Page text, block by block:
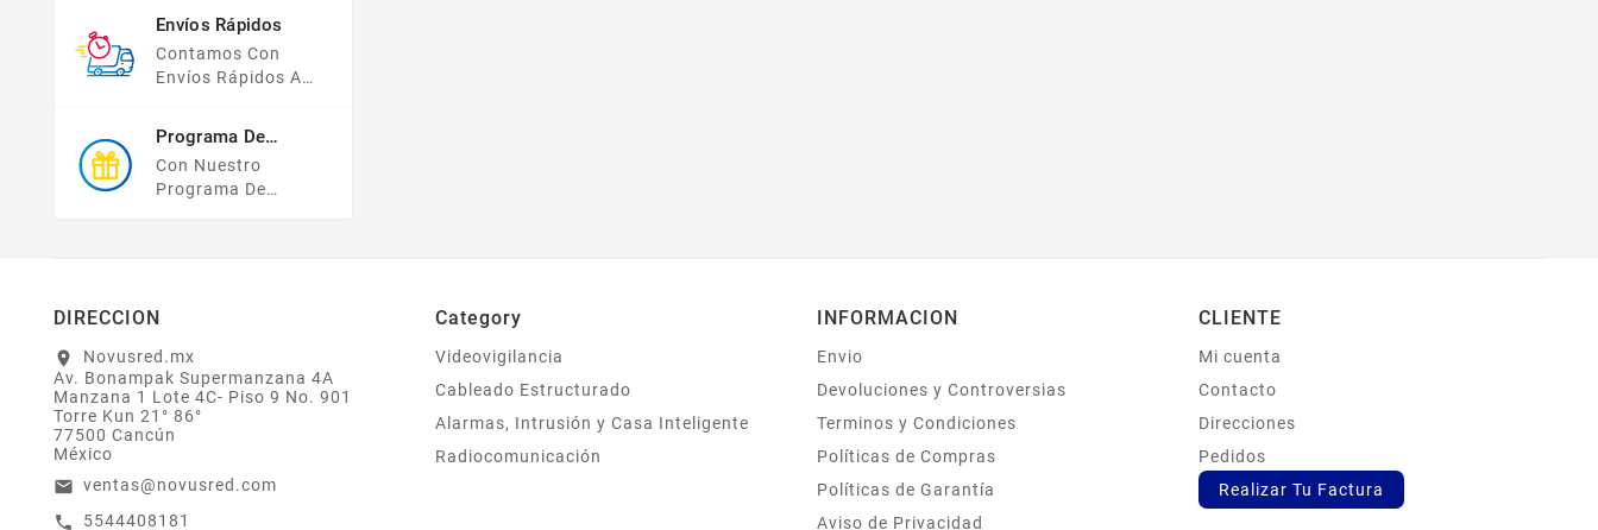
Pago, Todas Tus
Compras Y Tus
Datos Están
Protegidos Con
Envíos Rápidos
Contamos Con
Envíos Rápidos A
Programa De
Recompensas
Con Nuestro
Programa De
Bonifican A Tu
Electrónico El 1% Del
Total De Tu Compra,
El Cuál Podrás
Utilizar A Partir De
O Acumularlos.
DIRECCION
location_on
Novusred.mx
Av. Bonampak Supermanzana 4A
Manzana 1 Lote 4C- Piso 9 No. 901
Torre Kun 21° 86°
77500 Cancún
México
email ventas@novusred.com
call 5544408181
Category
Videovigilancia
Cableado Estructurado
Alarmas, Intrusión y Casa Inteligente
Radiocomunicación
INFORMACION
Envio
Devoluciones y Controversias
Terminos y Condiciones
Políticas de Compras
Políticas de Garantía
Aviso de Privacidad
CLIENTE
Mi cuenta
Contacto
Direcciones
Pedidos
Realizar Tu Factura